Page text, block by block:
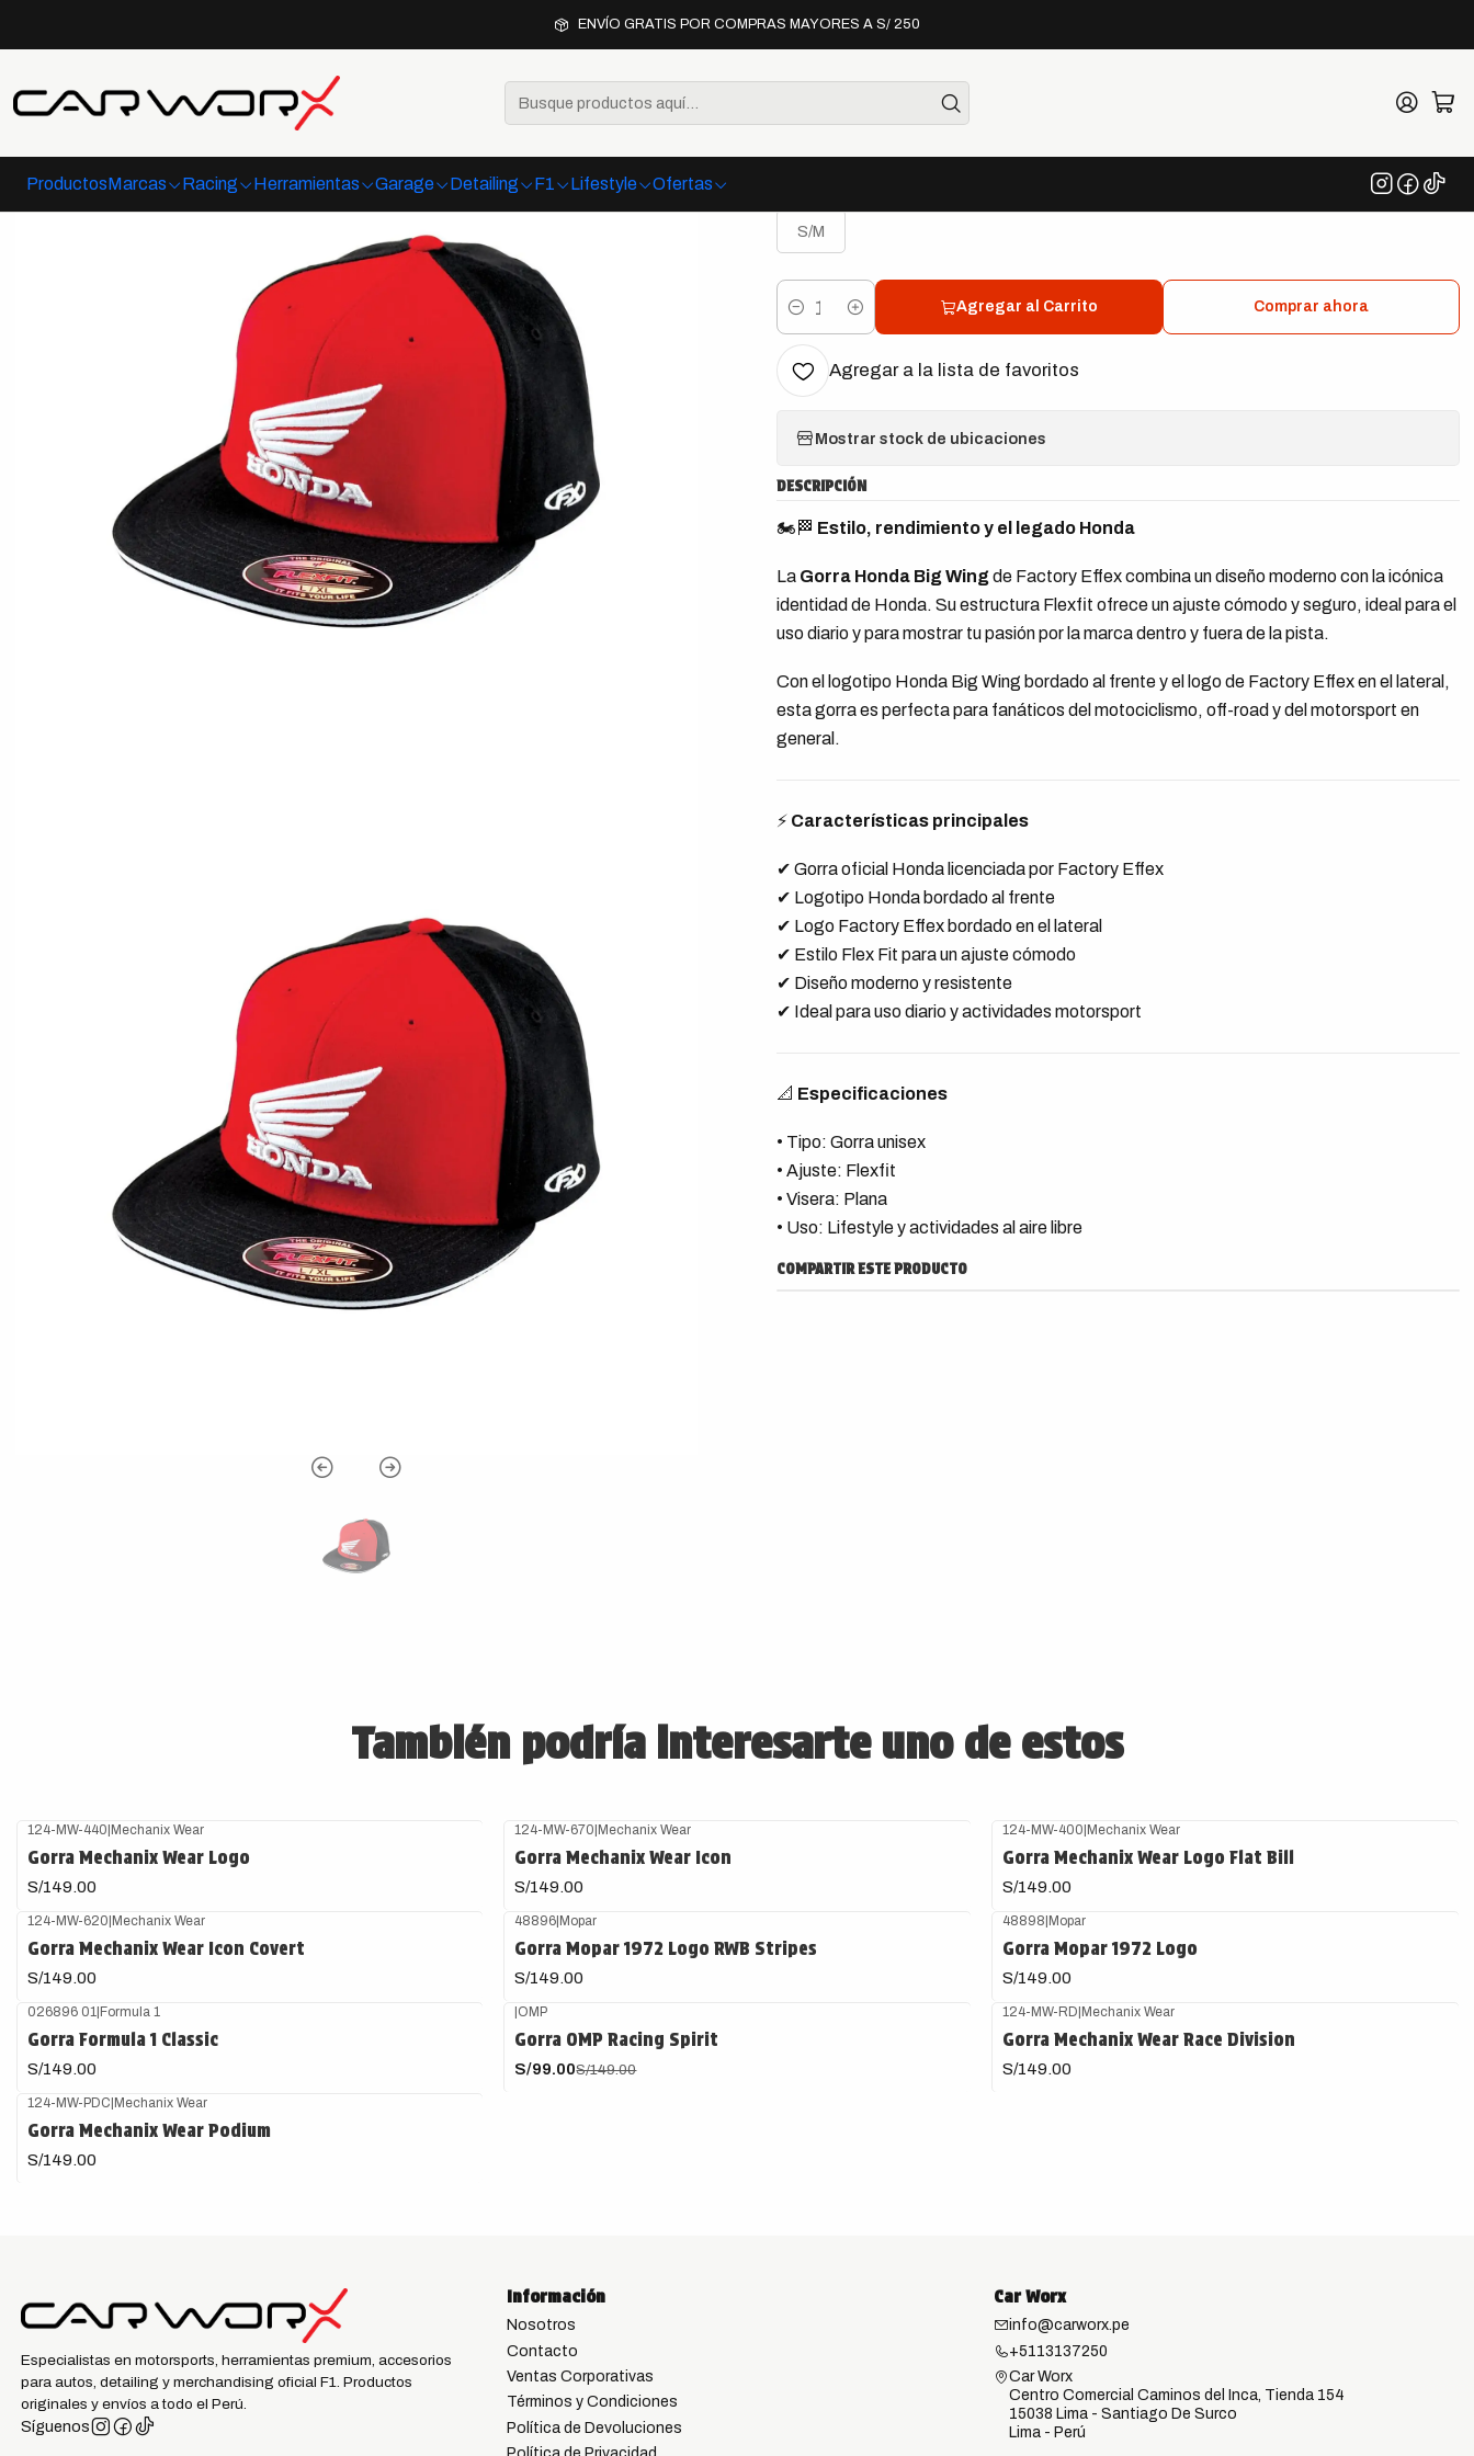
ProductosMarcas Racing Herramientas Garage Detailing F1 Lifestyle Ofertas
ENVÍO GRATIS POR COMPRAS MAYORES A S/ 250
Inicio Lifestyle Gorras Gorra Honda Big Wing
Gorra Honda Big Wing
S/M
Cantidad
Agregar al Carrito Comprar ahora
Agregar a la lista de favoritos
Mostrar stock de ubicaciones
DESCRIPCIÓN
🏍️🏁 Estilo, rendimiento y el legado Honda
La Gorra Honda Big Wingde Factory Effex combina un diseño moderno con la icónica
identidad de Honda. Su estructura Flexfit ofrece un ajuste cómodo y seguro, ideal para el
uso diario y para mostrar tu pasión por la marca dentro y fuera de la pista.
Con el logotipo Honda Big Wing bordado al frente y el logo de Factory Effex en el lateral,
esta gorra es perfecta para fanáticos del motociclismo, off-road y del motorsport en
general.
⚡ Características principales
✔ Gorra oficial Honda licenciada por Factory Effex
✔ Logotipo Honda bordado al frente
✔ Logo Factory Effex bordado en el lateral
✔ Estilo Flex Fit para un ajuste cómodo
✔ Diseño moderno y resistente
✔ Ideal para uso diario y actividades motorsport
📐 Especificaciones
• Tipo: Gorra unisex
• Ajuste: Flexfit
• Visera: Plana
• Uso: Lifestyle y actividades al aire libre
COMPARTIR ESTE PRODUCTO
También podría interesarte uno de estos
124-MW-440|Mechanix Wear
Gorra Mechanix Wear Logo
S/149.00
124-MW-670|Mechanix Wear
Gorra Mechanix Wear Icon
S/149.00
124-MW-400|Mechanix Wear
Gorra Mechanix Wear Logo Flat Bill
S/149.00
124-MW-620|Mechanix Wear
Gorra Mechanix Wear Icon Covert
S/149.00
48896|Mopar
Gorra Mopar 1972 Logo RWB Stripes
S/149.00
48898|Mopar
Gorra Mopar 1972 Logo
S/149.00
026896 01 |Formula 1
Gorra Formula 1 Classic
S/149.00
|OMP
Gorra OMP Racing Spirit
S/99.00S/149.00
124-MW-RD|Mechanix Wear
Gorra Mechanix Wear Race Division
S/149.00
124-MW-PDC|Mechanix Wear
Gorra Mechanix Wear Podium
S/149.00
Especialistas en motorsports, herramientas premium, accesorios
para autos, detailing y merchandising oficial F1. Productos
originales y envíos a todo el Perú.
Síguenos
Información
Nosotros
Contacto
Ventas Corporativas
Términos y Condiciones
Política de Devoluciones
Car Worx
info@carworx.pe
+5113137250
Car Worx
Centro Comercial Caminos del Inca, Tienda 154
15038 Lima - Santiago De Surco
Lima - Perú